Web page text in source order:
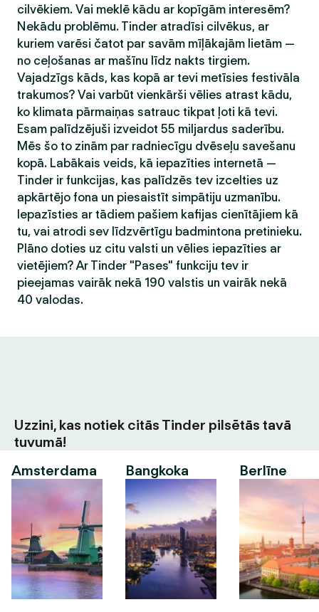
cilvēkiem. Vai meklē kādu ar kopīgām interesēm?
Nekādu problēmu. Tinder atradīsi cilvēkus, ar
kuriem varēsi čatot par savām mīļākajām lietām —
no ceļošanas ar mašīnu līdz nakts tirgiem.
Vajadzīgs kāds, kas kopā ar tevi metīsies festivāla
trakumos? Vai varbūt vienkārši vēlies atrast kādu,
ko klimata pārmaiņas satrauc tikpat ļoti kā tevi.
Esam palīdzējuši izveidot 55 miljardus saderību.
Mēs šo to zinām par radniecīgu dvēseļu savešanu
kopā. Labākais veids, kā iepazīties internetā —
Tinder ir funkcijas, kas palīdzēs tev izcelties uz
apkārtējo fona un piesaistīt simpātiju uzmanību.
Iepazīsties ar tādiem pašiem kafijas cienītājiem kā
tu, vai atrodi sev līdzvērtīgu badmintona pretinieku.
Plāno doties uz citu valsti un vēlies iepazīties ar
vietējiem? Ar Tinder "Pases" funkciju tev ir
pieejamas vairāk nekā 190 valstis un vairāk nekā
40 valodas.
Uzzini, kas notiek citās Tinder pilsētās tavā
tuvumā!
Amsterdama
Bangkoka Berlīne